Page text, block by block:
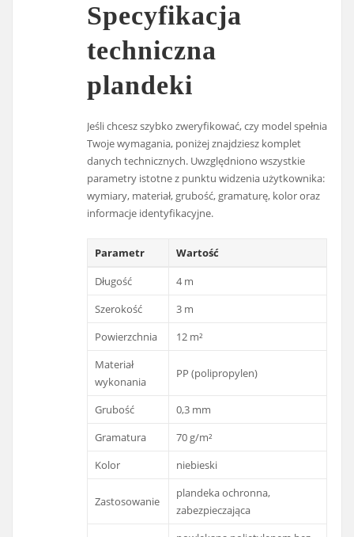
Specyfikacja
techniczna
plandeki
Jeśli chcesz szybko zweryfikować, czy model spełnia
Twoje wymagania, poniżej znajdziesz komplet
danych technicznych. Uwzględniono wszystkie
parametry istotne z punktu widzenia użytkownika:
wymiary, materiał, grubość, gramaturę, kolor oraz
informacje identyfikacyjne.
Parametr
Wartość
Długość
4 m
Szerokość
3 m
Powierzchnia
12 m²
Materiał
wykonania
PP (polipropylen)
Grubość
0,3 mm
Gramatura
70 g/m²
Kolor
niebieski
Zastosowanie
plandeka ochronna,
zabezpieczająca